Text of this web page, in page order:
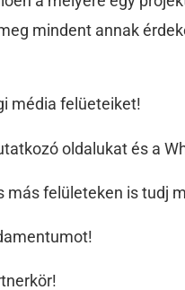
mindent annak
média felüeteiket!
oldalukat és a
más felületeken is tudj